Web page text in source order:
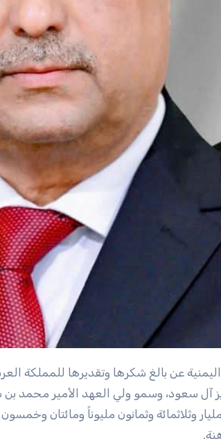
آل سعود، وسمو ولي العهد الأمير محمد
وثلاثمائة وثمانون مليوناً ومائتان